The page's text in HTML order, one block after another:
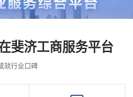
斐济工商服务平台
就行业口碑